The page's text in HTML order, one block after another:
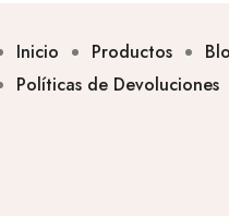
Inicio Productos
Políticas de Devoluciones